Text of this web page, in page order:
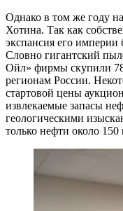
Однако в том же году
Хотина. Так как
экспансия его империи
Словно гигантский
Ойл» фирмы скупили
регионам России.
стартовой цены
извлекаемые запасы
геологическими
только нефти около